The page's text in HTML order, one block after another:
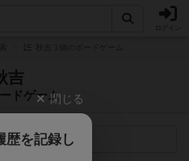
吉
ドゲーム
メニュー
閉じる
歴を記録し